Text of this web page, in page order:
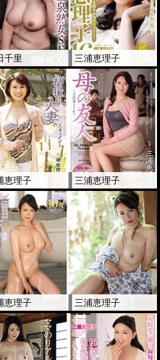
千里 三浦恵理子
恵理子 三浦恵理子
恵理子 三浦恵理子